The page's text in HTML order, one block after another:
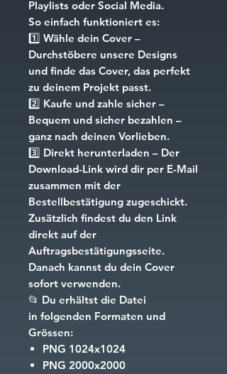
Playlists oder Social Media.
So einfach funktioniert es:
1️⃣ Wähle dein Cover –
Durchstöbere unsere Designs
und finde das Cover, das perfekt
zu deinem Projekt passt.
2️⃣ Kaufe und zahle sicher –
Bequem und sicher bezahlen –
ganz nach deinen Vorlieben.
3️⃣ Direkt herunterladen – Der
Download-Link wird dir per E-Mail
zusammen mit der
Bestellbestätigung zugeschickt.
Zusätzlich findest du den Link
direkt auf der
Auftragsbestätigungsseite.
Danach kannst du dein Cover
sofort verwenden.
📂 Du erhältst die Datei
in folgenden Formaten und
Grössen:
PNG 1024x1024
PNG 2000x2000